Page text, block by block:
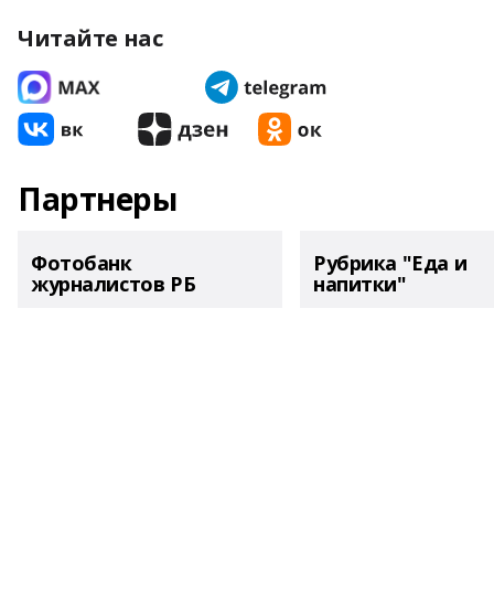
Читайте нас
Партнеры
Фотобанк
журналистов РБ
Рубрика "Еда и
напитки"